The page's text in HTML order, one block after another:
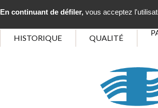
HISTORIQUE QUALITÉ
En continuant de défiler,vous acceptez